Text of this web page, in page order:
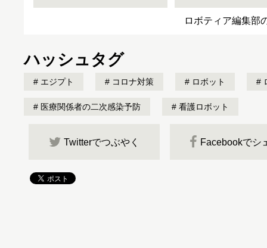
ロボティア編集部
ハッシュタグ
エジプト コロナ対策 ロボット
医療関係者の二次感染予防 看護ロボット
Twitterでつぶやく Facebookでシ